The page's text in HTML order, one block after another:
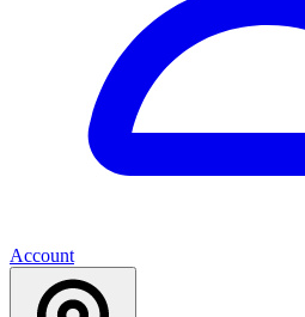
Account